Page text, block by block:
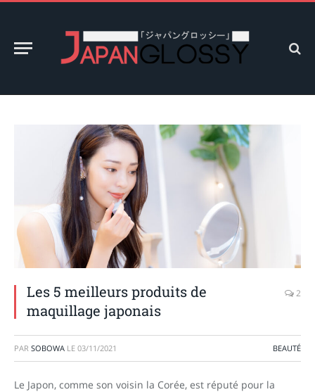
Les 5 meilleurs produits de
maquillage japonais
2
PAR SOBOWA LE 03/11/2021 BEAUTÉ
Le Japon, comme son voisin la Corée, est réputé pour la